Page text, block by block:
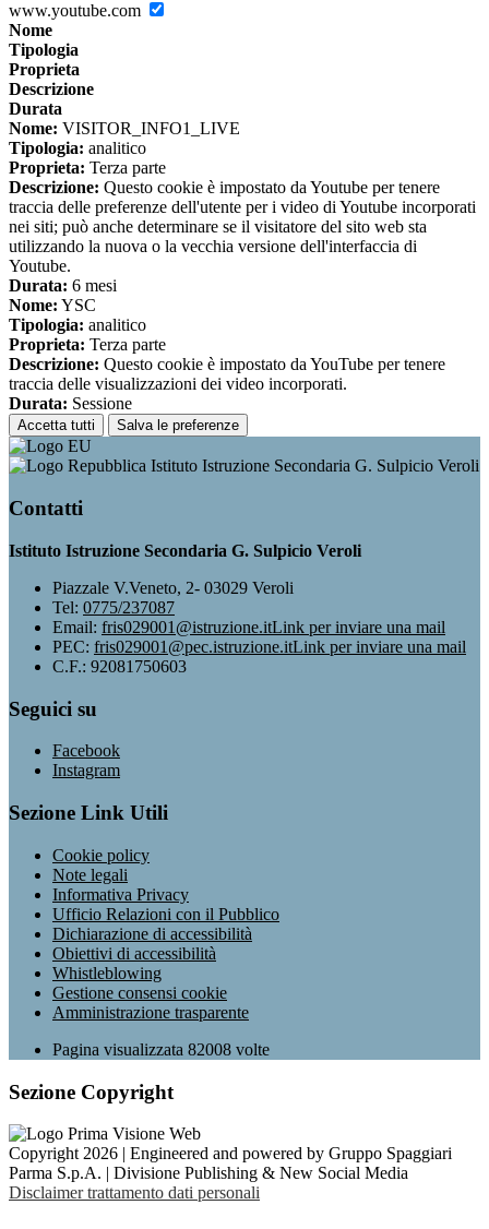
www.youtube.com
Nome
Tipologia
Proprieta
Descrizione
Durata
Nome: VISITOR_INFO1_LIVE
Tipologia: analitico
Proprieta: Terza parte
Descrizione: Questo cookie è impostato da Youtube per tenere
traccia delle preferenze dell'utente per i video di Youtube incorporati
nei siti; può anche determinare se il visitatore del sito web sta
utilizzando la nuova o la vecchia versione dell'interfaccia di
Youtube.
Durata: 6 mesi
Nome: YSC
Tipologia: analitico
Proprieta: Terza parte
Descrizione: Questo cookie è impostato da YouTube per tenere
traccia delle visualizzazioni dei video incorporati.
Durata: Sessione
Accetta tutti Salva le preferenze
Istituto Istruzione Secondaria G. Sulpicio Veroli
Contatti
Istituto Istruzione Secondaria G. Sulpicio Veroli
Piazzale V.Veneto, 2- 03029 Veroli
Tel: 0775/237087
Email: fris029001@istruzione.itLink per inviare una mail
PEC: fris029001@pec.istruzione.itLink per inviare una mail
C.F.: 92081750603
Seguici su
Facebook
Instagram
Sezione Link Utili
Cookie policy
Note legali
Informativa Privacy
Ufficio Relazioni con il Pubblico
Dichiarazione di accessibilità
Obiettivi di accessibilità
Whistleblowing
Gestione consensi cookie
Amministrazione trasparente
Pagina visualizzata 82008 volte
Sezione Copyright
Copyright 2026 | Engineered and powered by Gruppo Spaggiari
Parma S.p.A. | Divisione Publishing & New Social Media
Disclaimer trattamento dati personali